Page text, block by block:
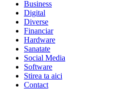
Business
Digital
Diverse
Financiar
Hardware
Sanatate
Social Media
Software
Stirea ta aici
Contact